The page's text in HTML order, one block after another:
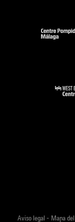
Aviso legal - Mapa